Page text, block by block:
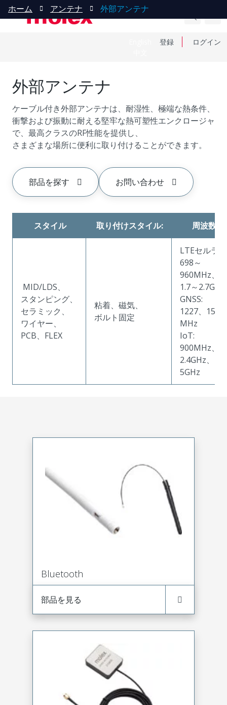
登録 ログイン
ホーム アンテナ 外部アンテナ
外部アンテナ
ケーブル付き外部アンテナは、耐湿性、極端な熱条件、
衝撃および振動に耐える堅牢な熱可塑性エンクロージャ
で、最高クラスのRF性能を提供し、
さまざまな場所に便利に取り付けることができます。
部品を探す お問い合わせ
スタイル 取り付けスタイル: 周波数
MID/LDS、
スタンピング、
セラミック、
ワイヤー、
PCB、FLEX
粘着、磁気、
ボルト固定
LTEセルラ
698～
960MHz、
1.7～2.7GHz
GNSS:
1227、1553
MHz
IoT:
900MHz、
2.4GHz、
5GHz
Bluetooth
部品を見る